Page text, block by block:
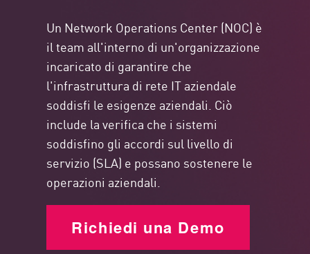
Un Network Operations Center (NOC) è
il team all'interno di un'organizzazione
incaricato di garantire che
l'infrastruttura di rete IT aziendale
soddisfi le esigenze aziendali. Ciò
include la verifica che i sistemi
soddisfino gli accordi sul livello di
servizio (SLA) e possano sostenere le
operazioni aziendali.
Richiedi una Demo